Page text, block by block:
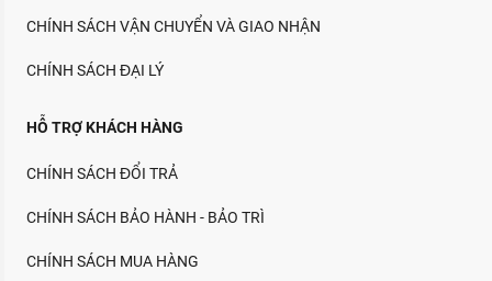
CHÍNH SÁCH VẬN CHUYỂN VÀ GIAO NHẬN
CHÍNH SÁCH ĐẠI LÝ
HỖ TRỢ KHÁCH HÀNG
CHÍNH SÁCH ĐỔI TRẢ
CHÍNH SÁCH BẢO HÀNH - BẢO TRÌ
CHÍNH SÁCH MUA HÀNG